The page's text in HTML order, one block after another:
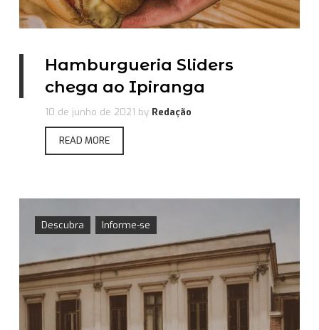
Hamburgueria Sliders
chega ao Ipiranga
10 de junho de 2021 by Redação
READ MORE
Descubra Informe-se